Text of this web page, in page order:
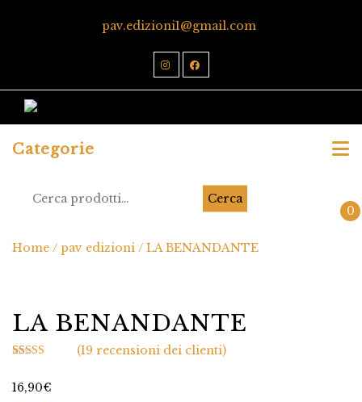
pav.edizioni1@gmail.com
Categorie
Cerca
0
Home / pav edizioni / LA BENANDANTE
LA BENANDANTE
base di
(19 recensioni dei clienti)
16,90€